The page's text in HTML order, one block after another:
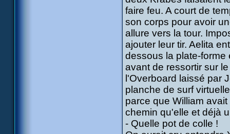
faire feu. A court de
son corps pour avoir
allure vers la tour.
ajouter leur tir. Aelita
dessous la plate-
avant de ressortir sur
l'Overboard laissé par
planche de surf
parce que William
chemin qu'elle et déjà
- Quelle pot de colle !